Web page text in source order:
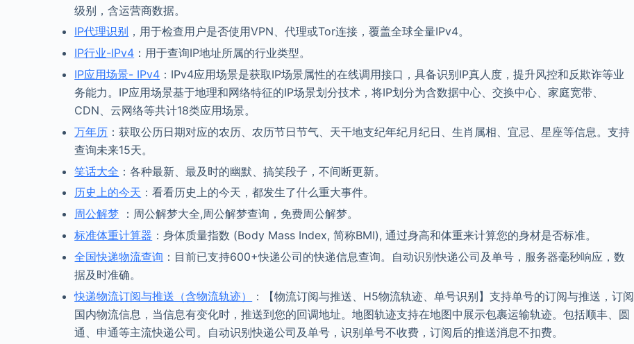
级别，含运营商数据。
IP代理识别 ，用于检查用户是否使用VPN、代理或Tor连接，覆盖全球全量IPv4。
IP行业-IPv4 ：用于查询IP地址所属的行业类型。
IP应用场景- IPv4 ：IPv4应用场景是获取IP场景属性的在线调用接口，具备识别IP真人度，提升风控和反欺诈等业
务能力。IP应用场景基于地理和网络特征的IP场景划分技术，将IP划分为含数据中心、交换中心、家庭宽带、
CDN、云网络等共计18类应用场景。
万年历 ：获取公历日期对应的农历、农历节日节气、天干地支纪年纪月纪日、生肖属相、宜忌、星座等信息。支持
查询未来15天。
笑话大全 ：各种最新、最及时的幽默、搞笑段子，不间断更新。
历史上的今天 ：看看历史上的今天，都发生了什么重大事件。
周公解梦 ：周公解梦大全,周公解梦查询，免费周公解梦。
标准体重计算器 ：身体质量指数 (Body Mass Index, 简称BMI), 通过身高和体重来计算您的身材是否标准。
全国快递物流查询 ：目前已支持600+快递公司的快递信息查询。自动识别快递公司及单号，服务器毫秒响应，数
据及时准确。
快递物流订阅与推送（含物流轨迹）
：【物流订阅与推送、H5物流轨迹、单号识别】支持单号的订阅与推送，订阅
国内物流信息，当信息有变化时，推送到您的回调地址。地图轨迹支持在地图中展示包裹运输轨迹。包括顺丰、圆
通、申通等主流快递公司。自动识别快递公司及单号，识别单号不收费，订阅后的推送消息不扣费。